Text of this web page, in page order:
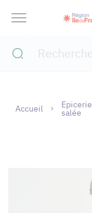
Accueil Epicerie
salée